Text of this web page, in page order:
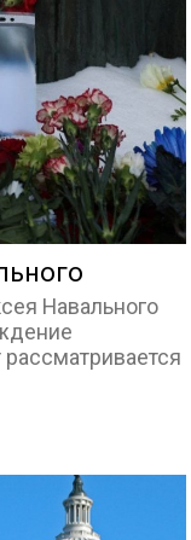
Навального